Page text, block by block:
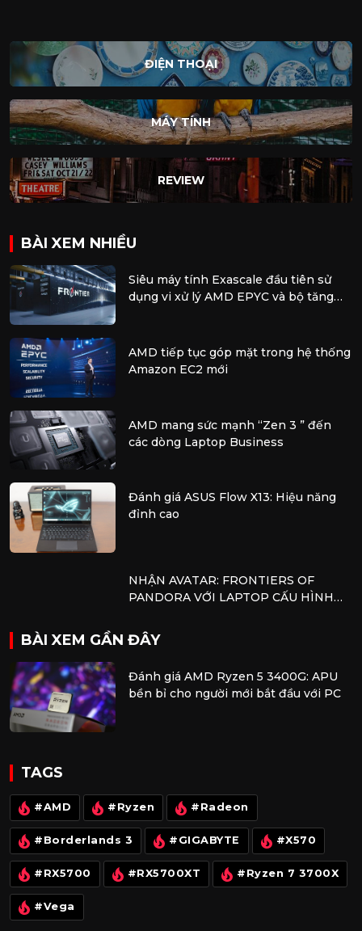
ĐIỆN THOẠI
MÁY TÍNH
REVIEW
BÀI XEM NHIỀU
Siêu máy tính Exascale đầu tiên sử
dụng vi xử lý AMD EPYC và bộ tăng
AMD tiếp tục góp mặt trong hệ thống
Amazon EC2 mới
AMD mang sức mạnh “Zen 3 ” đến
các dòng Laptop Business
Đánh giá ASUS Flow X13: Hiệu năng
đỉnh cao
NHẬN AVATAR: FRONTIERS OF
PANDORA VỚI LAPTOP CẤU HÌNH
BÀI XEM GẦN ĐÂY
Đánh giá AMD Ryzen 5 3400G: APU
bền bỉ cho người mới bắt đầu với PC
TAGS
#AMD #Ryzen #Radeon
#Borderlands 3 #GIGABYTE #X570
#RX5700 #RX5700XT #Ryzen 7 3700X
#Vega